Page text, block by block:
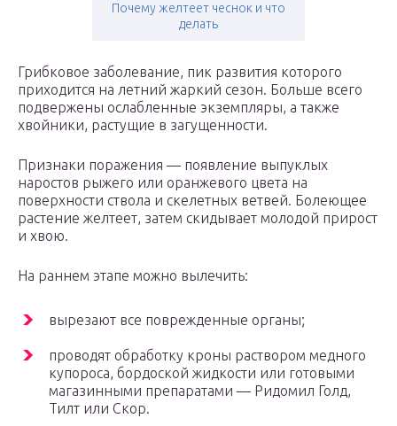
Почему желтеет чеснок и что
делать
Грибковое заболевание, пик развития которого
приходится на летний жаркий сезон. Больше всего
подвержены ослабленные экземпляры, а также
хвойники, растущие в загущенности.
Признаки поражения — появление выпуклых
наростов рыжего или оранжевого цвета на
поверхности ствола и скелетных ветвей. Болеющее
растение желтеет, затем скидывает молодой прирост
и хвою.
На раннем этапе можно вылечить:
вырезают все поврежденные органы;
проводят обработку кроны раствором медного
купороса, бордоской жидкости или готовыми
магазинными препаратами — Ридомил Голд,
Тилт или Скор.